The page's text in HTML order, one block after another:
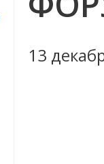
13